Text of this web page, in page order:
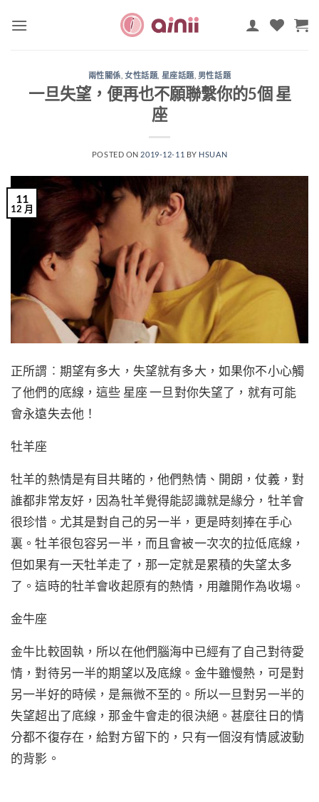
兩性關係 ,女性話題 星座話題 男性話題
一旦失望，便再也不願聯繫你的5個 星
座
POSTED ON 2019-12-11 BY HSUAN
11
12 月
正所謂︰期望有多大，失望就有多大，如果你不小心觸
了他們的底線，這些 星座 一旦對你失望了，就有可能
會永遠失去他！
牡羊座
牡羊的熱情是有目共睹的，他們熱情、開朗，仗義，對
誰都非常友好，因為牡羊覺得能認識就是緣分，牡羊會
很珍惜。尤其是對自己的另一半，更是時刻捧在手心
裏。牡羊很包容另一半，而且會被一次次的拉低底線，
但如果有一天牡羊走了，那一定就是累積的失望太多
了。這時的牡羊會收起原有的熱情，用離開作為收場。
金牛座
金牛比較固執，所以在他們腦海中已經有了自己對待愛
情，對待另一半的期望以及底線。金牛雖慢熱，可是對
另一半好的時候，是無微不至的。所以一旦對另一半的
失望超出了底線，那金牛會走的很決絕。甚麼往日的情
分都不復存在，給對方留下的，只有一個沒有情感波動
的背影。